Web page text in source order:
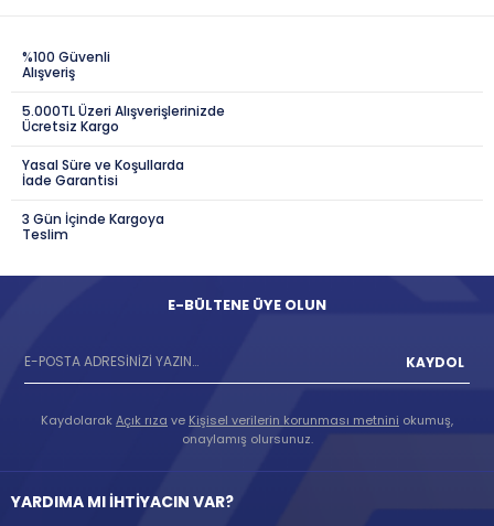
%100 Güvenli
Alışveriş
5.000TL Üzeri Alışverişlerinizde
Ücretsiz Kargo
Yasal Süre ve Koşullarda
İade Garantisi
3 Gün İçinde Kargoya
Teslim
E-BÜLTENE ÜYE OLUN
KAYDOL
KaydolarakAçık rıza ve Kişisel verilerin korunması metnini okumuş,
onaylamış olursunuz.
YARDIMA MI İHTİYACIN VAR?